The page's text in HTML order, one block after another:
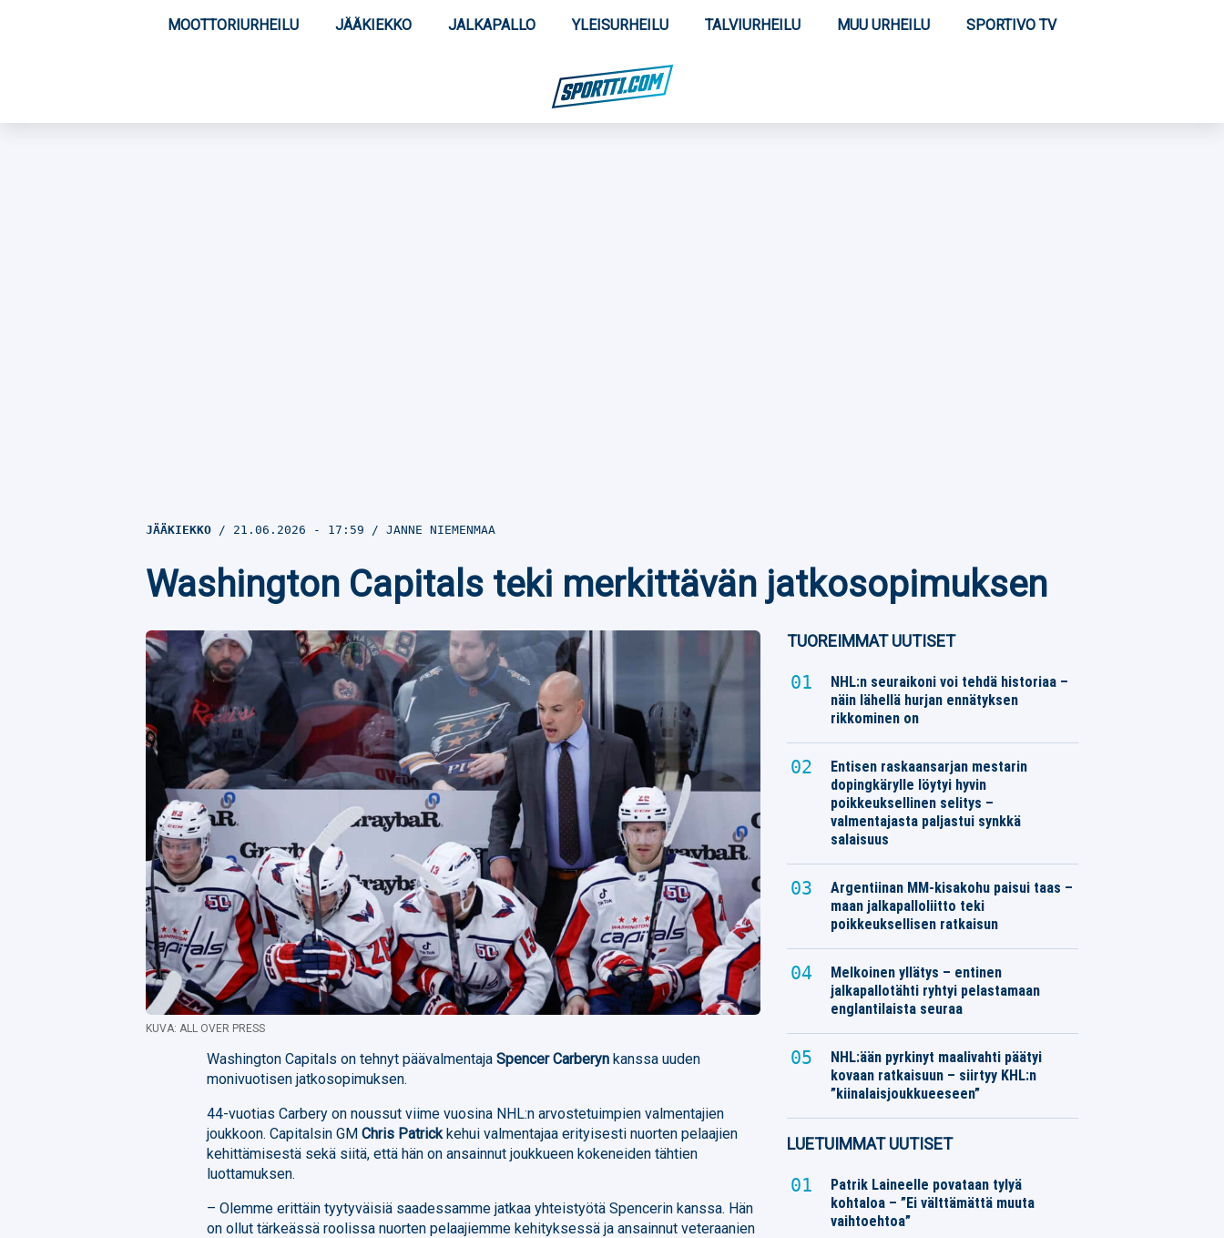
MOOTTORIURHEILU JÄÄKIEKKO JALKAPALLO YLEISURHEILU TALVIURHEILU MUU URHEILU SPORTIVO TV
JÄÄKIEKKO 21.06.2026 - 17:59 JANNE NIEMENMAA
Washington Capitals teki merkittävän jatkosopimuksen
KUVA: ALL OVER PRESS
Washington Capitals on tehnyt päävalmentajaSpencer Carberyn kanssa uuden
monivuotisen jatkosopimuksen.
44-vuotias Carbery on noussut viime vuosina NHL:n arvostetuimpien valmentajien
joukkoon. Capitalsin GMChris Patrick kehui valmentajaa erityisesti nuorten pelaajien
kehittämisestä sekä siitä, että hän on ansainnut joukkueen kokeneiden tähtien
luottamuksen.
– Olemme erittäin tyytyväisiä saadessamme jatkaa yhteistyötä Spencerin kanssa. Hän
on ollut tärkeässä roolissa nuorten pelaajiemme kehityksessä ja ansainnut veteraanien
TUOREIMMAT UUTISET
NHL:n seuraikoni voi tehdä historiaa –
näin lähellä hurjan ennätyksen
rikkominen on
Entisen raskaansarjan mestarin
dopingkärylle löytyi hyvin
poikkeuksellinen selitys –
valmentajasta paljastui synkkä
salaisuus
Argentiinan MM-kisakohu paisui taas –
maan jalkapalloliitto teki
poikkeuksellisen ratkaisun
Melkoinen yllätys – entinen
jalkapallotähti ryhtyi pelastamaan
englantilaista seuraa
NHL:ään pyrkinyt maalivahti päätyi
kovaan ratkaisuun – siirtyy KHL:n
”kiinalaisjoukkueeseen”
LUETUIMMAT UUTISET
Patrik Laineelle povataan tylyä
kohtaloa – ”Ei välttämättä muuta
vaihtoehtoa”